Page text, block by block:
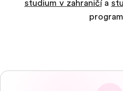
Kanceláře
Kariéra
studium v zahraničía